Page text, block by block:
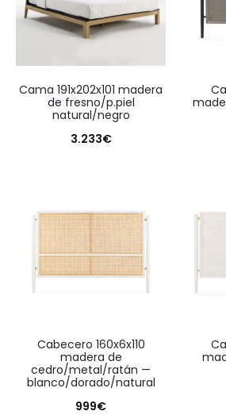
cama 191x202x101 madera
de fresno/p.piel
natural/negro
3.233€
cabecero 160x6x110
cabecero 160x6x110
madera de
cedro/metal/ratán —
blanco/dorado/natural
999€
cabecero 190x6x110